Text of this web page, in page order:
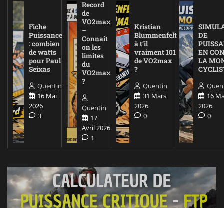
Fiche
Puissance
: combien
de watts
pour Paul
Seixas
Quentin
16 Mai
2026
3
Record
de
VO2max
–
Connait
on les
limites
du
VO2max
?
Quentin
17
Avril 2026
1
Kristian
Blummenfelt
à t’il
vraiment 101
de VO2max
?
Quentin
31 Mars
2026
0
DE
EN
LA
16
2026
0